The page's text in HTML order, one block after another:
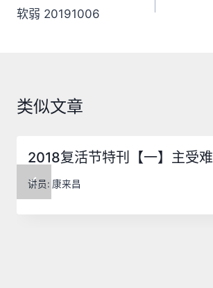
章
软弱 20191006
类似文章
2018复活节特刊【一】主受难
讲员: 康来昌